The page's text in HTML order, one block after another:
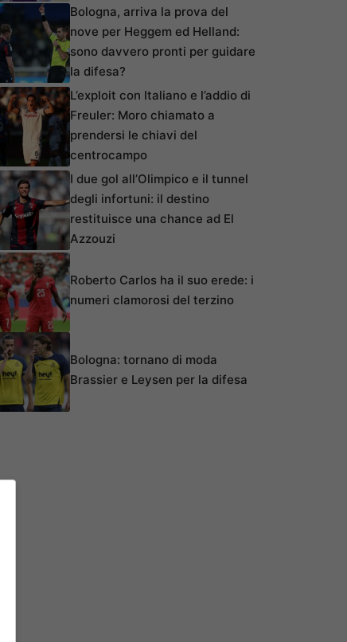
Bologna, arriva la prova del
nove per Heggem ed Helland:
sono davvero pronti per guidare
la difesa?
L’exploit con Italiano e l’addio di
Freuler: Moro chiamato a
prendersi le chiavi del
centrocampo
I due gol all’Olimpico e il tunnel
degli infortuni: il destino
restituisce una chance ad El
Azzouzi
Roberto Carlos ha il suo erede: i
numeri clamorosi del terzino
Bologna: tornano di moda
Brassier e Leysen per la difesa